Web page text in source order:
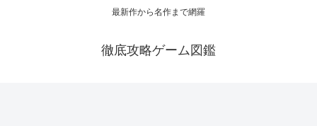
最新作から名作まで網羅
徹底攻略ゲーム図鑑